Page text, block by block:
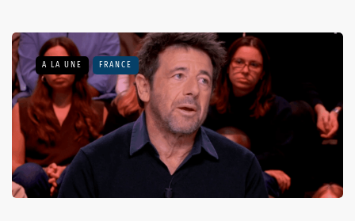
A LA UNE FRANCE